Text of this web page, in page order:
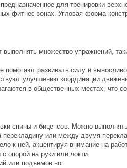
для тренировки
фитнес-зонах. Угловая форма
выполнять множество упражнений,
развивать силу и
улучшению координации
в общественных местах, что
спины и бицепсов. Можно
или между двумя
к ней, акцентируя внимание на
опорой на руки или локти.
или подъемов ног.